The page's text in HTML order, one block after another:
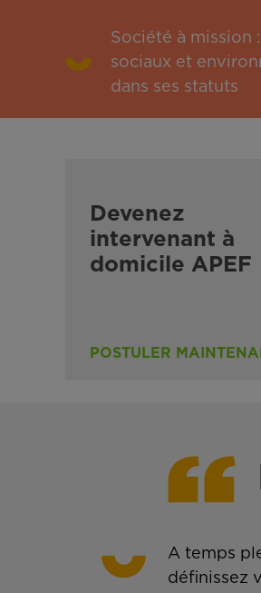
Société à mission
sociaux et
dans ses statuts
Devenez
intervenant à
domicile APEF
POSTULER
A temps
définissez